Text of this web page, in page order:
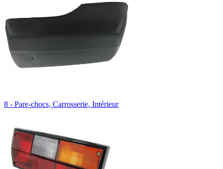
8 - Pare-chocs, Carrosserie, Intérieur